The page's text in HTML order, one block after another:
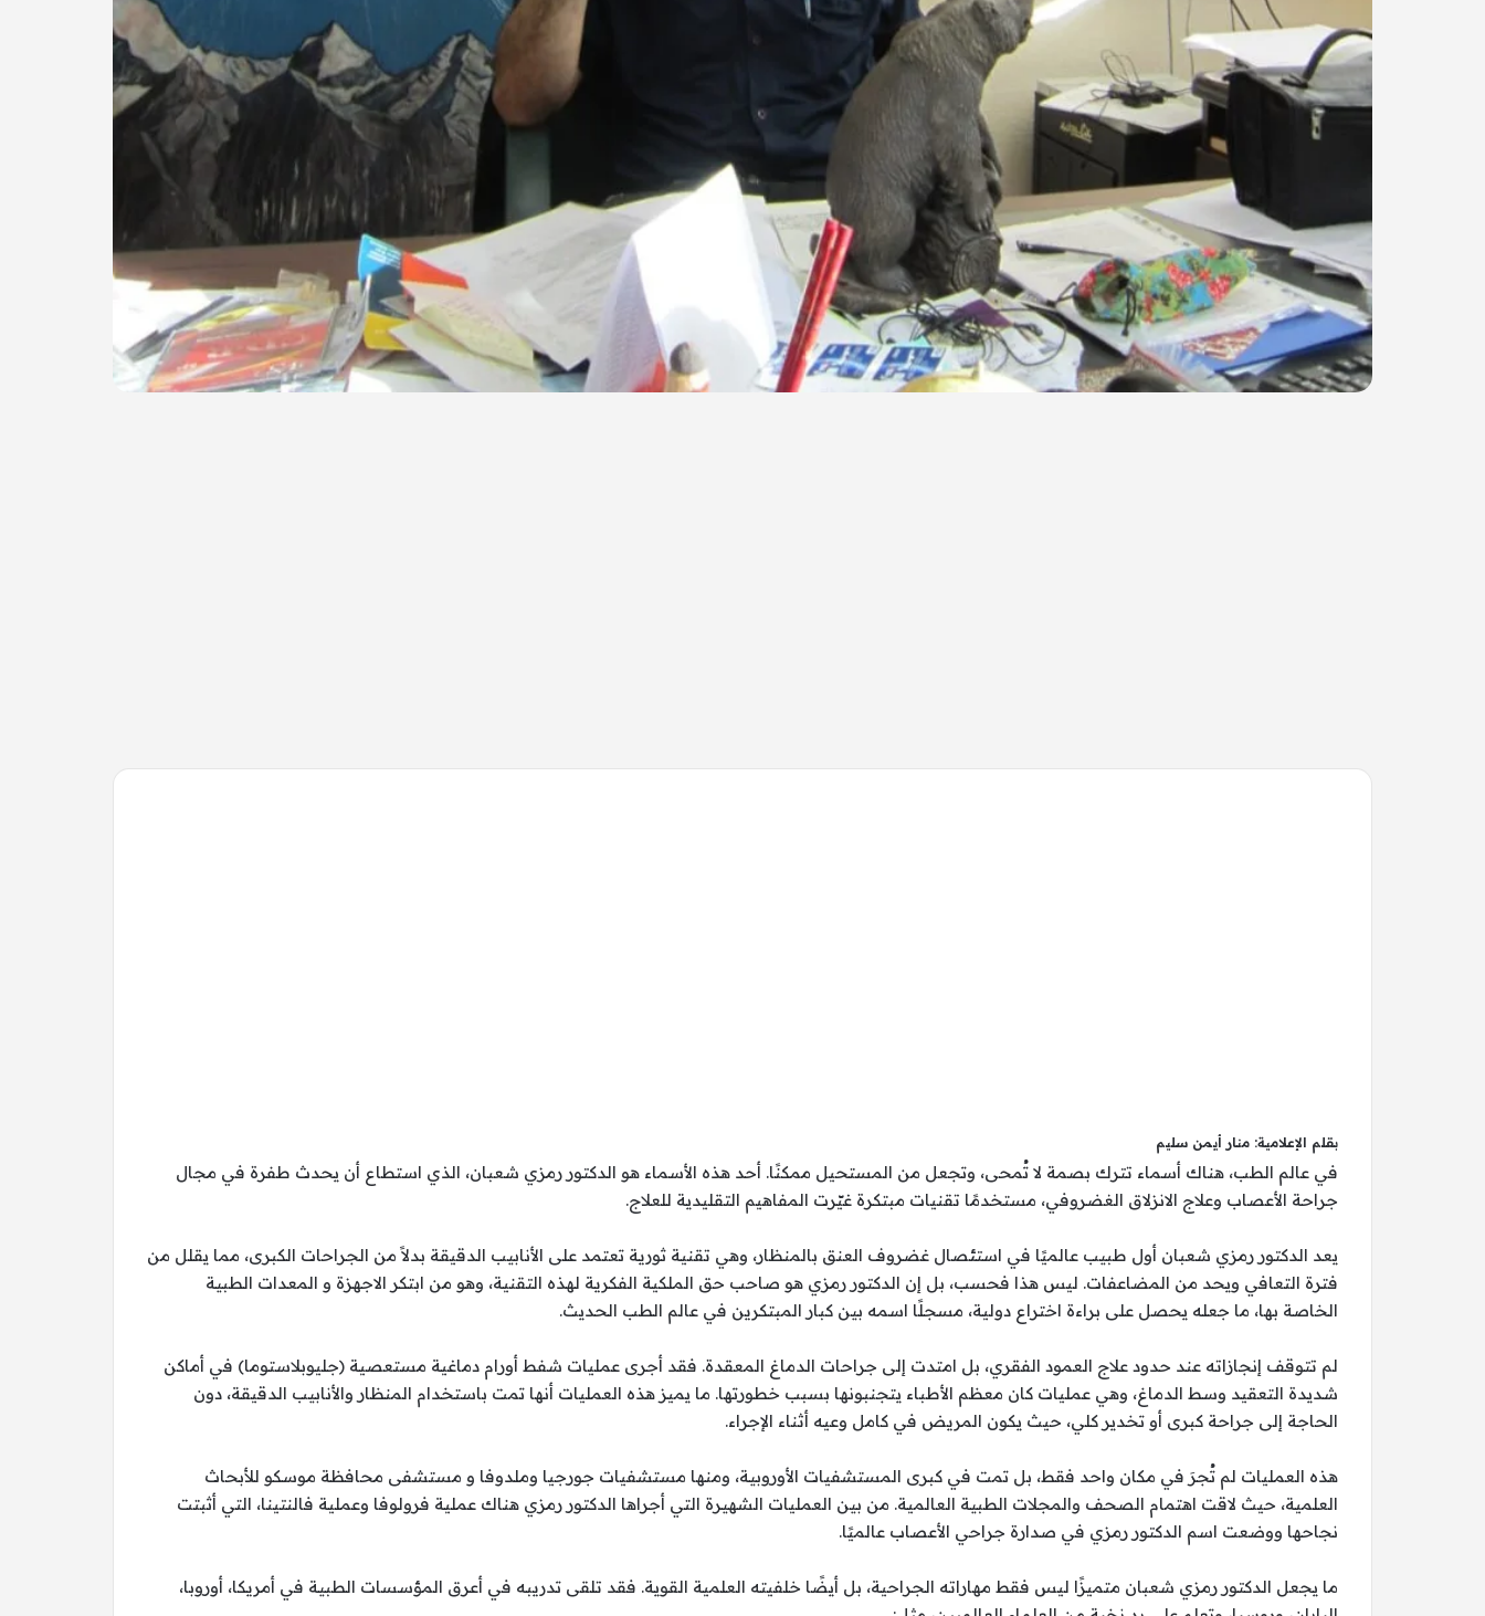
بقلم الإعلامية: منار أيمن سليم
في عالم الطب، هناك أسماء تترك بصمة لا تُمحى، وتجعل من المستحيل ممكنًا. أحد هذه الأسماء هو الدكتور رمزي شعبان، الذي استطاع أن يحدث طفرة في مجال
جراحة الأعصاب وعلاج الانزلاق الغضروفي، مستخدمًا تقنيات مبتكرة غيّرت المفاهيم التقليدية للعلاج.
يعد الدكتور رمزي شعبان أول طبيب عالميًا في استئصال غضروف العنق بالمنظار، وهي تقنية ثورية تعتمد على الأنابيب الدقيقة بدلاً من الجراحات الكبرى، مما يقلل من
فترة التعافي ويحد من المضاعفات. ليس هذا فحسب، بل إن الدكتور رمزي هو صاحب حق الملكية الفكرية لهذه التقنية، وهو من ابتكر الاجهزة و المعدات الطبية
الخاصة بها، ما جعله يحصل على براءة اختراع دولية، مسجلًا اسمه بين كبار المبتكرين في عالم الطب الحديث.
لم تتوقف إنجازاته عند حدود علاج العمود الفقري، بل امتدت إلى جراحات الدماغ المعقدة. فقد أجرى عمليات شفط أورام دماغية مستعصية (جليوبلاستوما) في أماكن
شديدة التعقيد وسط الدماغ، وهي عمليات كان معظم الأطباء يتجنبونها بسبب خطورتها. ما يميز هذه العمليات أنها تمت باستخدام المنظار والأنابيب الدقيقة، دون
الحاجة إلى جراحة كبرى أو تخدير كلي، حيث يكون المريض في كامل وعيه أثناء الإجراء.
هذه العمليات لم تُجرَ في مكان واحد فقط، بل تمت في كبرى المستشفيات الأوروبية، ومنها مستشفيات جورجيا وملدوفا و مستشفى محافظة موسكو للأبحاث
العلمية، حيث لاقت اهتمام الصحف والمجلات الطبية العالمية. من بين العمليات الشهيرة التي أجراها الدكتور رمزي هناك عملية فرولوفا وعملية فالنتينا، التي أثبتت
نجاحها ووضعت اسم الدكتور رمزي في صدارة جراحي الأعصاب عالميًا.
ما يجعل الدكتور رمزي شعبان متميزًا ليس فقط مهاراته الجراحية، بل أيضًا خلفيته العلمية القوية. فقد تلقى تدريبه في أعرق المؤسسات الطبية في أمريكا، أوروبا،